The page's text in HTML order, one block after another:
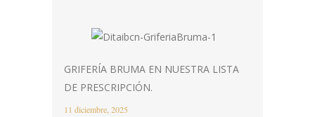
GRIFERÍA BRUMA EN NUESTRA LISTA
DE PRESCRIPCIÓN.
11 diciembre, 2025